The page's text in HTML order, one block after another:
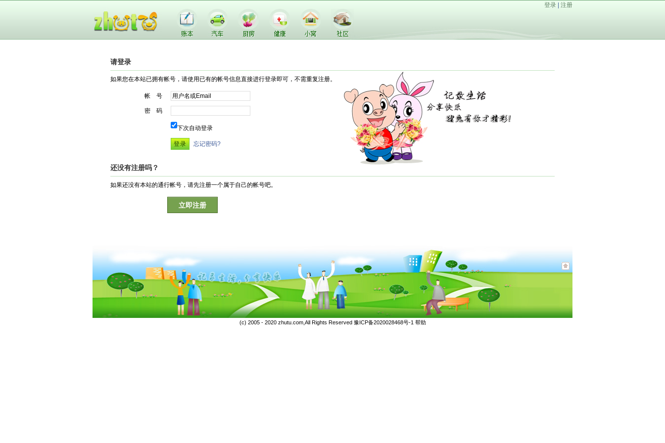
登录 注册
请登录
如果您在本站已拥有帐号，请使用已有的帐号信息直接进行登录即可，不需重复注册。
帐 号
密 码
下次自动登录
忘记密码?
还没有注册吗？
如果还没有本站的通行帐号，请先注册一个属于自己的帐号吧。
立即注册
(c) 2005 - 2020 zhutu.com,All Rights Reserved 豫ICP备2020028468号-1 帮助